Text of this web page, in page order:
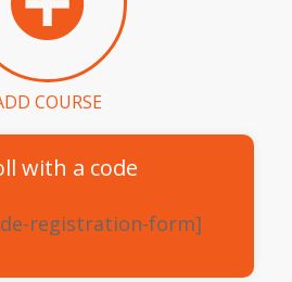
COURSE
with a code
registration-form]